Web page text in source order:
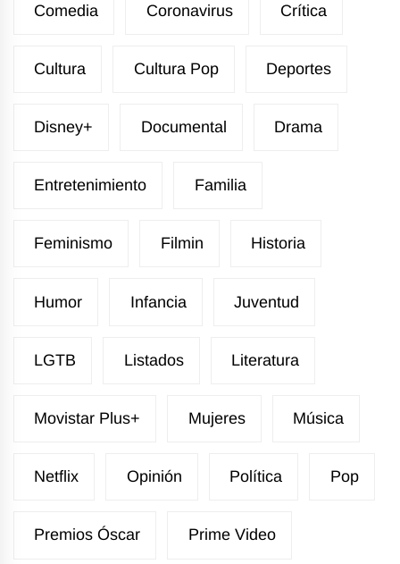
Comedia Coronavirus Crítica
Cultura Cultura Pop Deportes
Disney+ Documental Drama
Entretenimiento Familia
Feminismo Filmin Historia
Humor Infancia Juventud
LGTB Listados Literatura
Movistar Plus+ Mujeres Música
Netflix Opinión Política Pop
Premios Óscar Prime Video